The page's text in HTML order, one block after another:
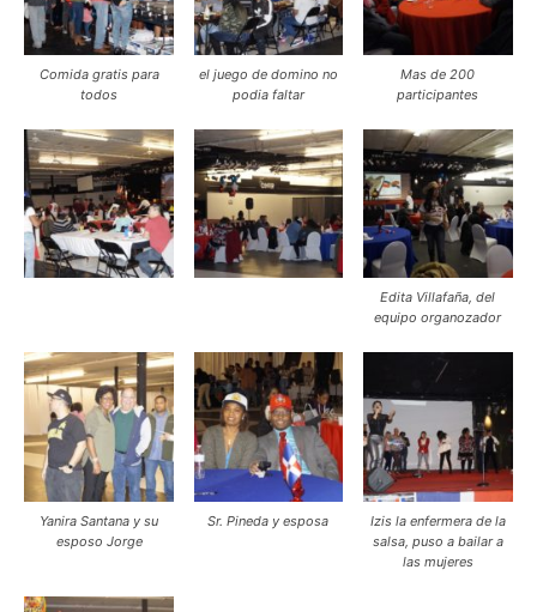
Comida gratis para
todos
el juego de domino no
podia faltar
Mas de 200
participantes
Edita Villafaña, del
equipo organozador
Yanira Santana y su
esposo Jorge
Sr. Pineda y esposa
Izis la enfermera de la
salsa, puso a bailar a
las mujeres